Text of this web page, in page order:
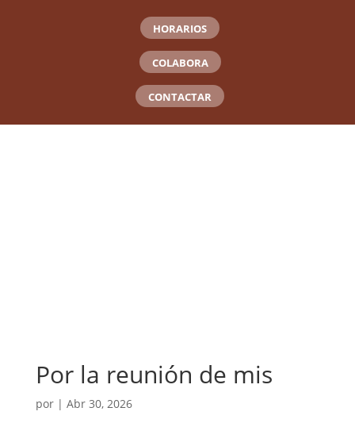
HORARIOS
COLABORA
CONTACTAR
Por la reunión de mis
por | Abr 30, 2026